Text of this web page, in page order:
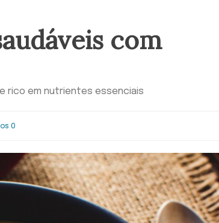
com
rico em nutrientes essenciais
0